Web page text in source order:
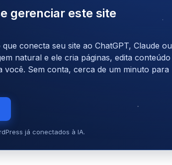
gerenciar este site
conecta seu site ao ChatGPT, Claude ou
natural e ele cria páginas, edita conteúdo
você. Sem conta, cerca de um minuto para
já conectados à IA.